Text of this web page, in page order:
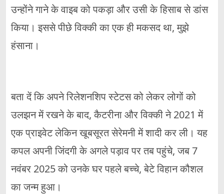
उन्होंने गाने के वाइब को पकड़ा और उसी के हिसाब से डांस
किया। इससे पीछे विक्की का एक ही मकसद था, मुझे
हंसाना।
बता दें कि अपने रिलेशनशिप स्टेटस को लेकर लोगों को
उलझन में रखने के बाद, कैटरीना और विक्की ने 2021 में
एक प्राइवेट लेकिन खूबसूरत सेरेमनी में शादी कर ली। यह
कपल अपनी जिंदगी के अगले पड़ाव पर तब पहुंचे, जब 7
नवंबर 2025 को उनके घर पहले बच्चे, बेटे विहान कौशल
का जन्म हुआ।